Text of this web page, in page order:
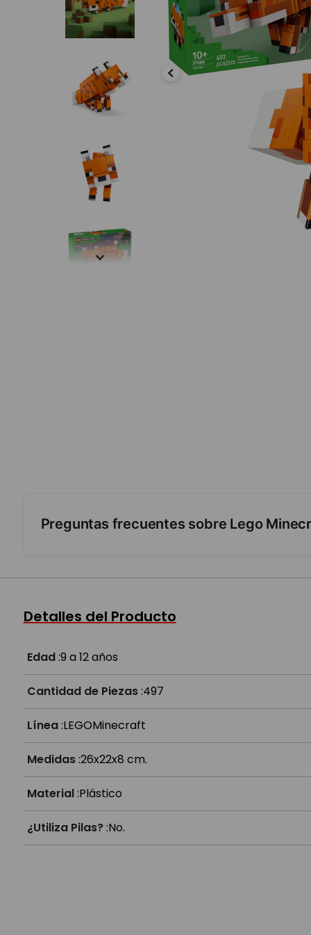
Preguntas frecuentes sobre Lego
¿Es compatible con otros Lego?
Detalles del Producto
Edad:9 a 12 años
Cantidad de Piezas:497
Línea:LEGOMinecraft
Medidas:26x22x8 cm.
Material:Plástico
¿Utiliza Pilas?:No.